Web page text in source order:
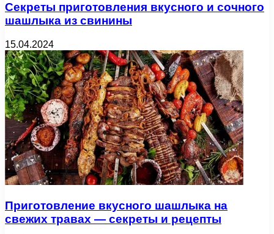
Секреты приготовления вкусного и сочного
шашлыка из свинины
15.04.2024
Приготовление вкусного шашлыка на
свежих травах — секреты и рецепты